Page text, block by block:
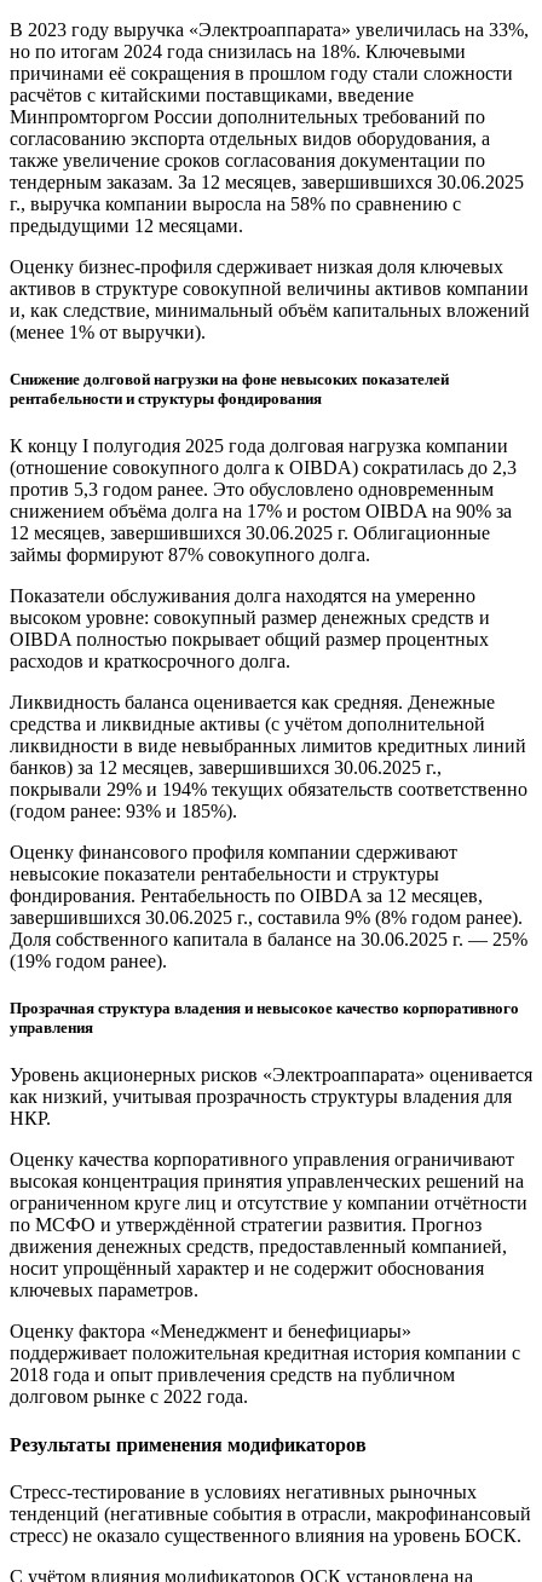
В 2023 году выручка «Электроаппарата» увеличилась на 33%,
но по итогам 2024 года снизилась на 18%. Ключевыми
причинами её сокращения в прошлом году стали сложности
расчётов с китайскими поставщиками, введение
Минпромторгом России дополнительных требований по
согласованию экспорта отдельных видов оборудования, а
также увеличение сроков согласования документации по
тендерным заказам. За 12 месяцев, завершившихся 30.06.2025
г., выручка компании выросла на 58% по сравнению с
предыдущими 12 месяцами.
Оценку бизнес-профиля сдерживает низкая доля ключевых
активов в структуре совокупной величины активов компании
и, как следствие, минимальный объём капитальных вложений
(менее 1% от выручки).
Снижение долговой нагрузки на фоне невысоких показателей
рентабельности и структуры фондирования
К концу I полугодия 2025 года долговая нагрузка компании
(отношение совокупного долга к OIBDA) сократилась до 2,3
против 5,3 годом ранее. Это обусловлено одновременным
снижением объёма долга на 17% и ростом OIBDA на 90% за
12 месяцев, завершившихся 30.06.2025 г. Облигационные
займы формируют 87% совокупного долга.
Показатели обслуживания долга находятся на умеренно
высоком уровне: совокупный размер денежных средств и
OIBDA полностью покрывает общий размер процентных
расходов и краткосрочного долга.
Ликвидность баланса оценивается как средняя. Денежные
средства и ликвидные активы (с учётом дополнительной
ликвидности в виде невыбранных лимитов кредитных линий
банков) за 12 месяцев, завершившихся 30.06.2025 г.,
покрывали 29% и 194% текущих обязательств соответственно
(годом ранее: 93% и 185%).
Оценку финансового профиля компании сдерживают
невысокие показатели рентабельности и структуры
фондирования. Рентабельность по OIBDA за 12 месяцев,
завершившихся 30.06.2025 г., составила 9% (8% годом ранее).
Доля собственного капитала в балансе на 30.06.2025 г. — 25%
(19% годом ранее).
Прозрачная структура владения и невысокое качество корпоративного
управления
Уровень акционерных рисков «Электроаппарата» оценивается
как низкий, учитывая прозрачность структуры владения для
НКР.
Оценку качества корпоративного управления ограничивают
высокая концентрация принятия управленческих решений на
ограниченном круге лиц и отсутствие у компании отчётности
по МСФО и утверждённой стратегии развития. Прогноз
движения денежных средств, предоставленный компанией,
носит упрощённый характер и не содержит обоснования
ключевых параметров.
Оценку фактора «Менеджмент и бенефициары»
поддерживает положительная кредитная история компании с
2018 года и опыт привлечения средств на публичном
долговом рынке с 2022 года.
Результаты применения модификаторов
Стресс-тестирование в условиях негативных рыночных
тенденций (негативные события в отрасли, макрофинансовый
стресс) не оказало существенного влияния на уровень БОСК.
С учётом влияния модификаторов ОСК установлена на